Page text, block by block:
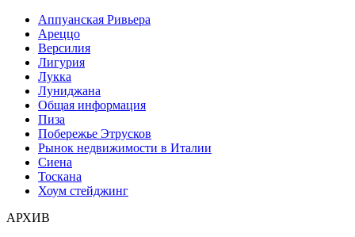
Аппуанская Ривьера
Ареццо
Версилия
Лигурия
Лукка
Луниджана
Общая информация
Пиза
Побережье Этрусков
Рынок недвижимости в Италии
Сиена
Тоскана
Хоум стейджинг
АРХИВ